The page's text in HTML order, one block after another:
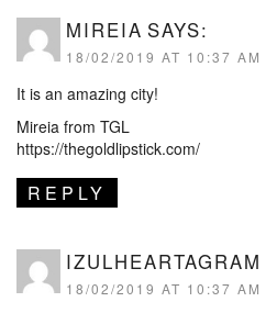
MIREIA SAYS:
18/02/2019 AT 10:37 AM
It is an amazing city!
Mireia from TGL
https://thegoldlipstick.com/
REPLY
IZULHEARTAGRAM
18/02/2019 AT 10:37 AM